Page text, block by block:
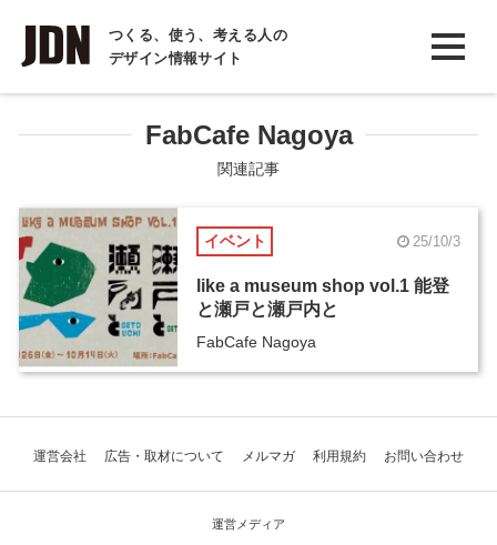
つくる、使う、考える人の
デザイン情報サイト
INTERVIEW
インタビュー
REPORT
COLUMN
コラム
FabCafe Nagoya
関連記事
イベント 25/10/3
like a museum shop vol.1 能登
と瀬戸と瀬戸内と
FabCafe Nagoya
運営会社 広告・取材について メルマガ 利用規約 お問い合わせ
運営メディア